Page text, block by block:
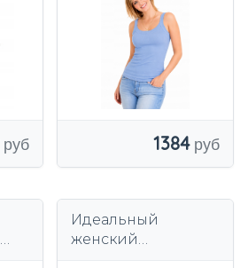
1384
Идеальный
женский